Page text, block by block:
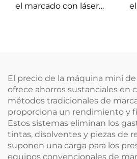
el marcado con láser
El precio de la máquina mini
ofrece ahorros sustanciales en
métodos tradicionales de
proporciona un rendimiento y
Estos sistemas eliminan los
tintas, disolventes y piezas de
suponen una carga para los
equipos convencionales de